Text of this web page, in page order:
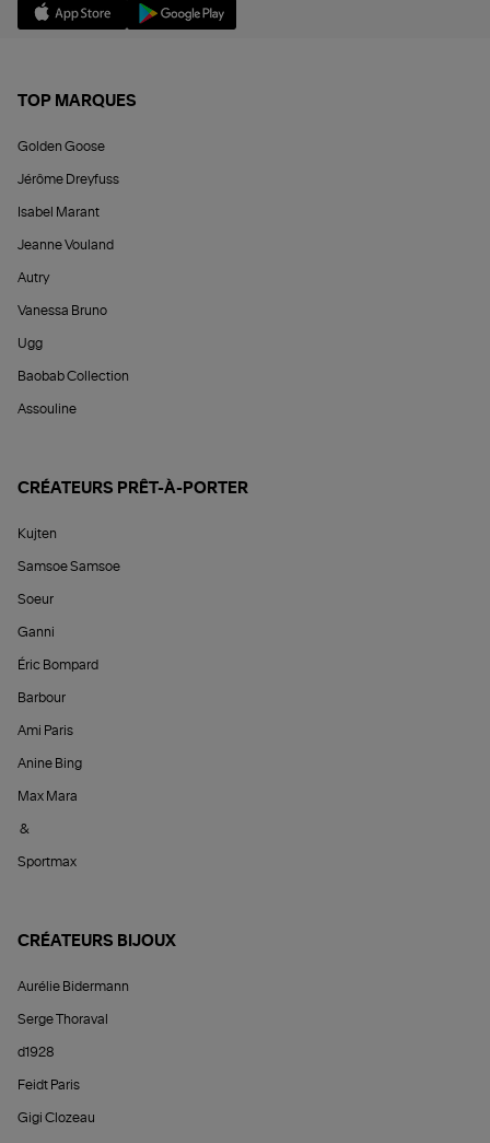
TOP MARQUES
Golden Goose
Jérôme Dreyfuss
Isabel Marant
Jeanne Vouland
Autry
Vanessa Bruno
Ugg
Baobab Collection
Assouline
CRÉATEURS PRÊT-À-PORTER
Kujten
Samsoe Samsoe
Soeur
Ganni
Éric Bompard
Barbour
Ami Paris
Anine Bing
Max Mara
&
Sportmax
CRÉATEURS BIJOUX
Aurélie Bidermann
Serge Thoraval
d1928
Feidt Paris
Gigi Clozeau